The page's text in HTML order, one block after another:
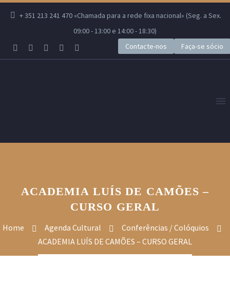
+ 351 213 241 470 «Chamada para a rede fixa nacional» (Seg. a Sex.
09:00 - 13:00 e 14:00 - 18:30)
Contacte-nos
Faça-se sócio
ACADEMIA LUÍS DE CAMÕES –
CURSO GERAL
Home Agenda Cultural
Conferências / Colóquios
ACADEMIA LUÍS DE CAMÕES – CURSO GERAL